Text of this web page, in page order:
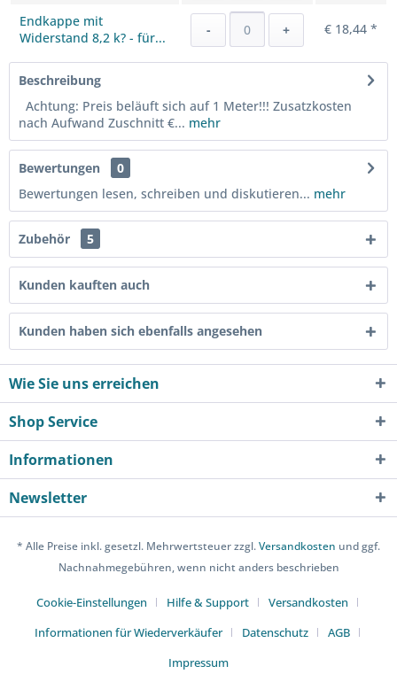
Endkappe mit
Widerstand 8,2 k? - für...
- + € 18,44 *
Beschreibung
Achtung: Preis beläuft sich auf 1 Meter!!! Zusatzkosten
nach Aufwand Zuschnitt €... mehr
Bewertungen
0
Bewertungen lesen, schreiben und diskutieren... mehr
Zubehör 5
Kunden kauften auch
Kunden haben sich ebenfalls angesehen
Wie Sie uns erreichen
Shop Service
Informationen
Newsletter
* Alle Preise inkl. gesetzl. Mehrwertsteuer zzgl.Versandkosten und ggf.
Nachnahmegebühren, wenn nicht anders beschrieben
Cookie-Einstellungen Hilfe & Support
Versandkosten
Informationen für Wiederverkäufer
Datenschutz
AGB
Impressum